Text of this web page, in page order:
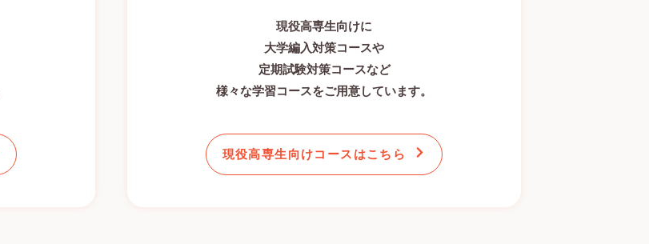
現役高専生向けに
大学編入対策コースや
定期試験対策コースなど
様々な学習コースをご用意しています。
現役高専生向けコースはこちら